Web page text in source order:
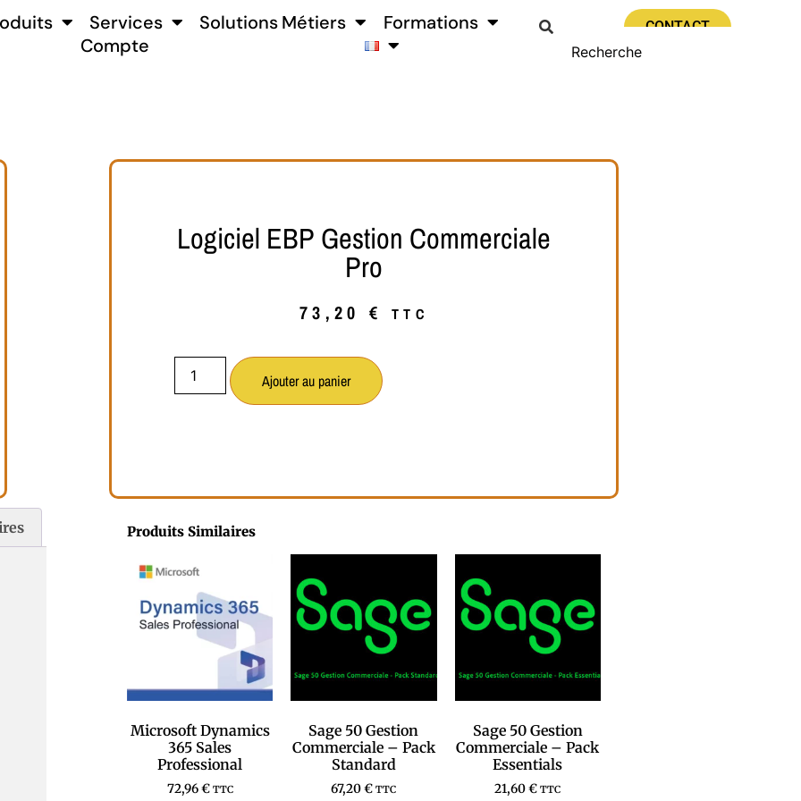
Services Solutions Métiers
Formations
Compte
CONTACT
Logiciel EBP Gestion Commerciale
Pro
73,20€ TTC
Ajouter au panier
Produits Similaires
Microsoft Dynamics
365 Sales
Professional
72,96€ TTC
Sage 50 Gestion
Commerciale – Pack
Standard
67,20€ TTC
Sage 50 Gestion
Commerciale – Pack
Essentials
21,60€ TTC